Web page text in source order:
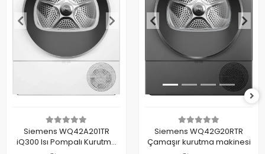
Siemens WQ42A201TR
iQ300 Isı Pompalı Kurutma
Siemens WQ42G20RTR
Çamaşır kurutma makinesi